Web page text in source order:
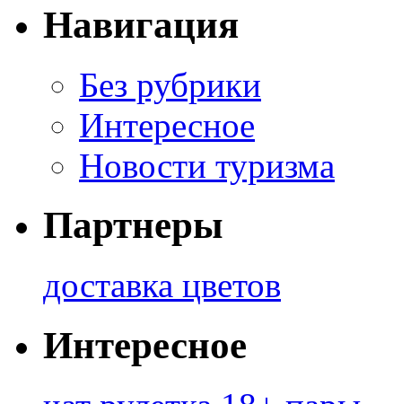
Навигация
Без рубрики
Интересное
Новости туризма
Партнеры
доставка цветов
Интересное